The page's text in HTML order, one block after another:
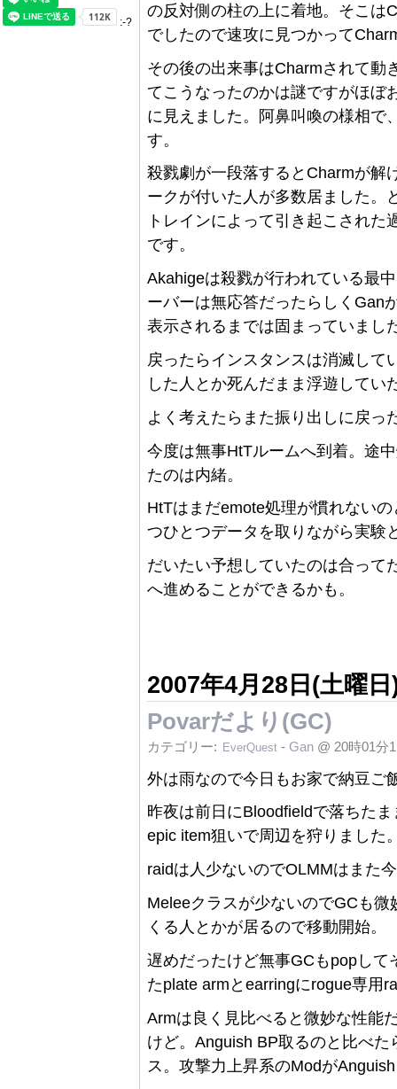
:-?
の反対側の柱の上に着地。そこは
でしたので速攻に見つかって
その後の出来事はCharmされて動
てこうなったのかは謎ですがほぼ
に見えました。阿鼻叫喚の様相で
す。
殺戮劇が一段落するとCharmが解
ークが付いた人が多数居ました。
トレインによって引き起こされ
です。
Akahigeは殺戮が行われている最
ーバーは無応答だったらしくGan
表示されるまでは固まっていまし
戻ったらインスタンスは消滅して
した人とか死んだまま浮遊してい
よく考えたらまた振り出しに戻っ
今度は無事HtTルームへ到着。途
たのは内緒。
HtTはまだemote処理が慣れない
つひとつデータを取りながら実験
だいたい予想していたのは合って
へ進めることができるかも。
2007年4月28日(土曜日
Povarだより(GC)
カテゴリー: EverQuest - Gan @ 20時01分
外は雨なので今日もお家で納豆ご
昨夜は前日にBloodfieldで落ちた
epic item狙いで周辺を狩りました
raidは人少ないのでOLMMはまた
Meleeクラスが少ないのでGCも
くる人とかが居るので移動開始。
遅めだったけど無事GCもpopし
たplate armとearringにrogue専用
Armは良く見比べると微妙な性能
けど。Anguish BP取るのと比べ
ス。攻撃力上昇系のModが